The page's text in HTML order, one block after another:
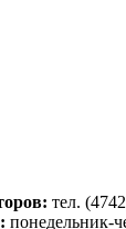
тел.
понедельник-